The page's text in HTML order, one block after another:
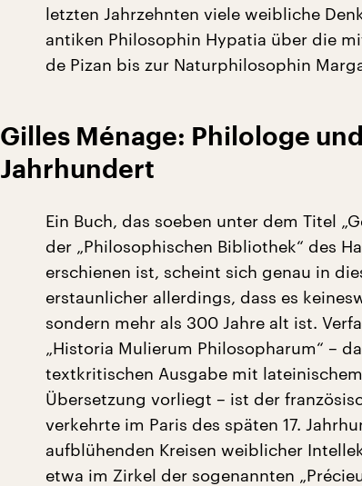
letzten Jahrzehnten viele weibliche
antiken Philosophin Hypatia über die
de Pizan bis zur Naturphilosophin
Gilles Ménage: Philologe
Jahrhundert
Ein Buch, das soeben unter dem Titel
der „Philosophischen Bibliothek“ des
erschienen ist, scheint sich genau in
erstaunlicher allerdings, dass es
sondern mehr als 300 Jahre alt ist.
„Historia Mulierum Philosopharum“ –
textkritischen Ausgabe mit
Übersetzung vorliegt – ist der
verkehrte im Paris des späten 17.
aufblühenden Kreisen weiblicher
etwa im Zirkel der sogenannten